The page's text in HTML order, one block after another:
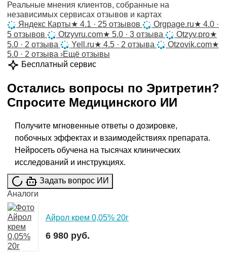
Реальные мнения клиентов, собранные на
независимых сервисах отзывов и картах
Яндекс Карты★ 4.1 · 25 отзывов Orgpage.ru★ 4.0 ·
5 отзывов
Otzyvru.com★ 5.0 · 3 отзыва Otzyv.pro★
5.0 · 2 отзыва
Yell.ru★ 4.5 · 2 отзыва Otzovik.com★
5.0 · 2 отзыва ›Ещё отзывы
Бесплатный сервис
Остались вопросы по Эритретин?
Спросите Медицинского ИИ
Получите мгновенные ответы о дозировке,
побочных эффектах и взаимодействиях препарата.
Нейросеть обучена на тысячах клинических
исследований и инструкциях.
Задать вопрос ИИ
Аналоги
Айрол крем 0,05% 20г
6 980 руб.